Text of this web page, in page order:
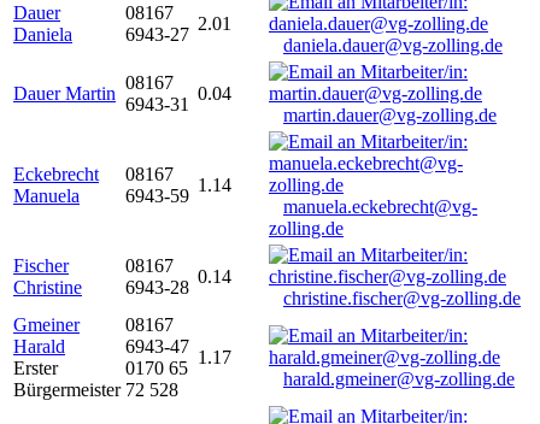
Dauer
Daniela
08167
6943-27
2.01
daniela.dauer@vg-zolling.de
Dauer Martin
08167
6943-31
0.04
martin.dauer@vg-zolling.de
Eckebrecht
Manuela
08167
6943-59
1.14
manuela.eckebrecht@vg-
zolling.de
Fischer
Christine
08167
6943-28
0.14
christine.fischer@vg-zolling.de
Gmeiner
Harald
Erster
Bürgermeister
08167
6943-47
0170 65
72 528
1.17
harald.gmeiner@vg-zolling.de